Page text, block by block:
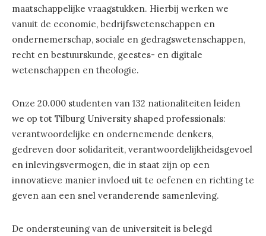
maatschappelijke vraagstukken. Hierbij werken we
vanuit de economie, bedrijfswetenschappen en
ondernemerschap, sociale en gedragswetenschappen,
recht en bestuurskunde, geestes- en digitale
wetenschappen en theologie.
Onze 20.000 studenten van 132 nationaliteiten leiden
we op tot Tilburg University shaped professionals:
verantwoordelijke en ondernemende denkers,
gedreven door solidariteit, verantwoordelijkheidsgevoel
en inlevingsvermogen, die in staat zijn op een
innovatieve manier invloed uit te oefenen en richting te
geven aan een snel veranderende samenleving.
De ondersteuning van de universiteit is belegd